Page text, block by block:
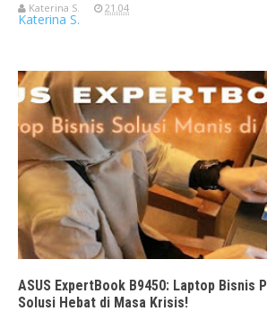
Katerina S. 21.04
Katerina S.
ASUS ExpertBook B9450: Laptop Bisnis
Solusi Hebat di Masa Krisis!